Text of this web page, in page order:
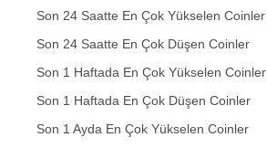
Son 24 Saatte En Çok Yükselen Coinler
Son 24 Saatte En Çok Düşen Coinler
Son 1 Haftada En Çok Yükselen Coinler
Son 1 Haftada En Çok Düşen Coinler
Son 1 Ayda En Çok Yükselen Coinler